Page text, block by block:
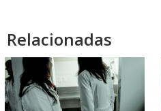
Relacionadas